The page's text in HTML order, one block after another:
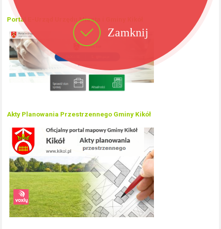
Portal E-Urząd Urzędu Miasta i Gminy Kikół
Akty Planowania Przestrzennego Gminy Kikół
Zamknij